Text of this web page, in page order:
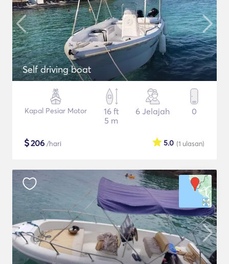
Self driving boat
Kapal Pesiar Motor
16 ft
5 m
6 Jelajah 0
$206 /hari (1 ulasan)
5.0